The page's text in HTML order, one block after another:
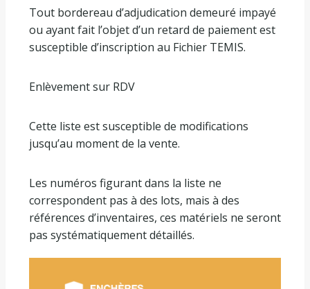
Tout bordereau d’adjudication demeuré impayé
ou ayant fait l’objet d’un retard de paiement est
susceptible d’inscription au Fichier TEMIS.
Enlèvement sur RDV
Cette liste est susceptible de modifications
jusqu’au moment de la vente.
Les numéros figurant dans la liste ne
correspondent pas à des lots, mais à des
références d’inventaires, ces matériels ne seront
pas systématiquement détaillés.